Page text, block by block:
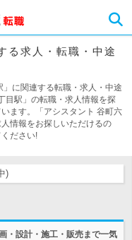
る求人・転職・中途
に関連する転職・求人・中途
目駅」の転職・求人情報を探
ます。「アシスタント 谷町六
情報をお探しいただけるの
ださい!
)
・設計・施工・販売まで一気